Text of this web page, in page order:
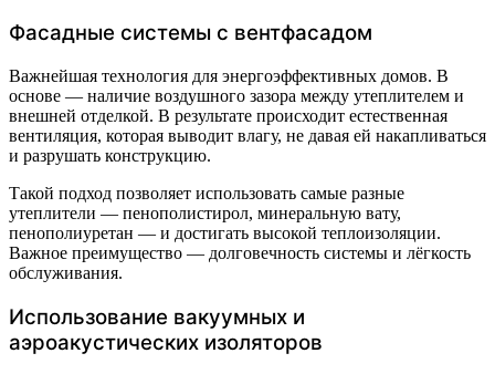
Фасадные системы с вентфасадом
Важнейшая технология для энергоэффективных домов. В
основе — наличие воздушного зазора между утеплителем и
внешней отделкой. В результате происходит естественная
вентиляция, которая выводит влагу, не давая ей накапливаться
и разрушать конструкцию.
Такой подход позволяет использовать самые разные
утеплители — пенополистирол, минеральную вату,
пенополиуретан — и достигать высокой теплоизоляции.
Важное преимущество — долговечность системы и лёгкость
обслуживания.
Использование вакуумных и
аэроакустических изоляторов